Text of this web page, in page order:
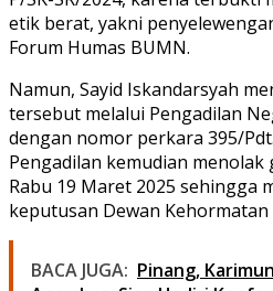
etik berat, yakni
Forum Humas BUMN.
Namun, Sayid Iskandarsyah
tersebut melalui Pengadilan
dengan nomor perkara 395/
Pengadilan kemudian
Rabu 19 Maret 2025 sehingga
keputusan Dewan Kehormatan
BACA JUGA: Pinang,